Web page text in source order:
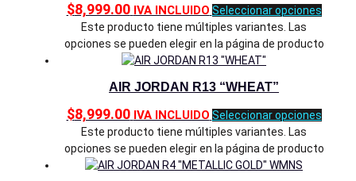
$8,999.00 IVA INCLUIDO Seleccionar opciones
Este producto tiene múltiples variantes. Las
opciones se pueden elegir en la página de producto
AIR JORDAN R13 “WHEAT”
$8,999.00 IVA INCLUIDO Seleccionar opciones
Este producto tiene múltiples variantes. Las
opciones se pueden elegir en la página de producto